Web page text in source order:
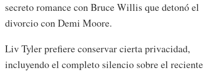
secreto romance con Bruce Willis que detonó el
divorcio con Demi Moore.
Liv Tyler prefiere conservar cierta privacidad,
incluyendo el completo silencio sobre el reciente